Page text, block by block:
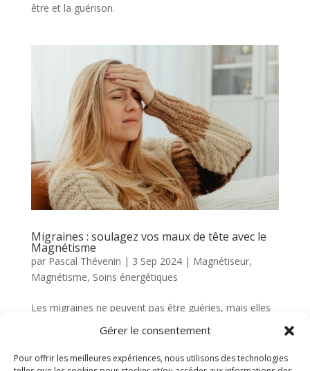
Gérer le consentement
Pour offrir les meilleures expériences, nous utilisons des technologies
être et la guérison.
Migraines : soulagez vos maux de tête avec le
Magnétisme
par Pascal Thévenin | 3 Sep 2024| Magnétiseur,
Magnétisme, Soins énergétiques
Les migraines ne peuvent pas être guéries, mais elles
peuvent être maîtrisées. Le magnétisme peut réduire
douleur et apporter bien-être et équilibre.